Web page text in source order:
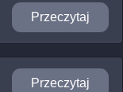
Przeczytaj
Przeczytaj